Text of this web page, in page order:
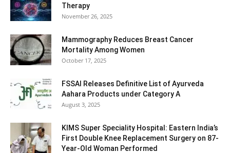
Therapy
November 26, 2025
Mammography Reduces Breast Cancer
Mortality Among Women
October 17, 2025
FSSAI Releases Definitive List of Ayurveda
Aahara Products under Category A
August 3, 2025
KIMS Super Speciality Hospital: Eastern India’s
First Double Knee Replacement Surgery on 87-
Year-Old Woman Performed